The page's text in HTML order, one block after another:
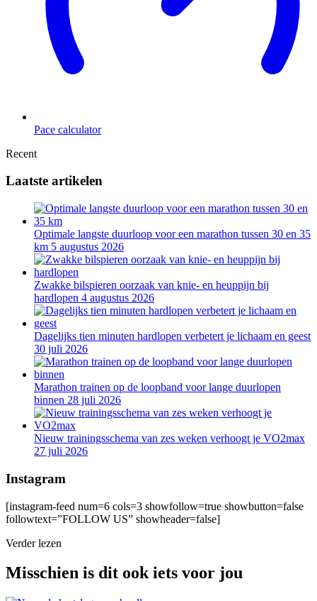
Pace calculator
Recent
Laatste artikelen
Optimale langste duurloop voor een marathon tussen 30 en 35
km 5 augustus 2026
Zwakke bilspieren oorzaak van knie- en heuppijn bij
hardlopen 4 augustus 2026
Dagelijks tien minuten hardlopen verbetert je lichaam en geest
30 juli 2026
Marathon trainen op de loopband voor lange duurlopen
binnen 28 juli 2026
Nieuw trainingsschema van zes weken verhoogt je VO2max
27 juli 2026
Instagram
[instagram-feed num=6 cols=3 showfollow=true showbutton=false
followtext=”FOLLOW US” showheader=false]
Verder lezen
Misschien is dit ook iets voor jou